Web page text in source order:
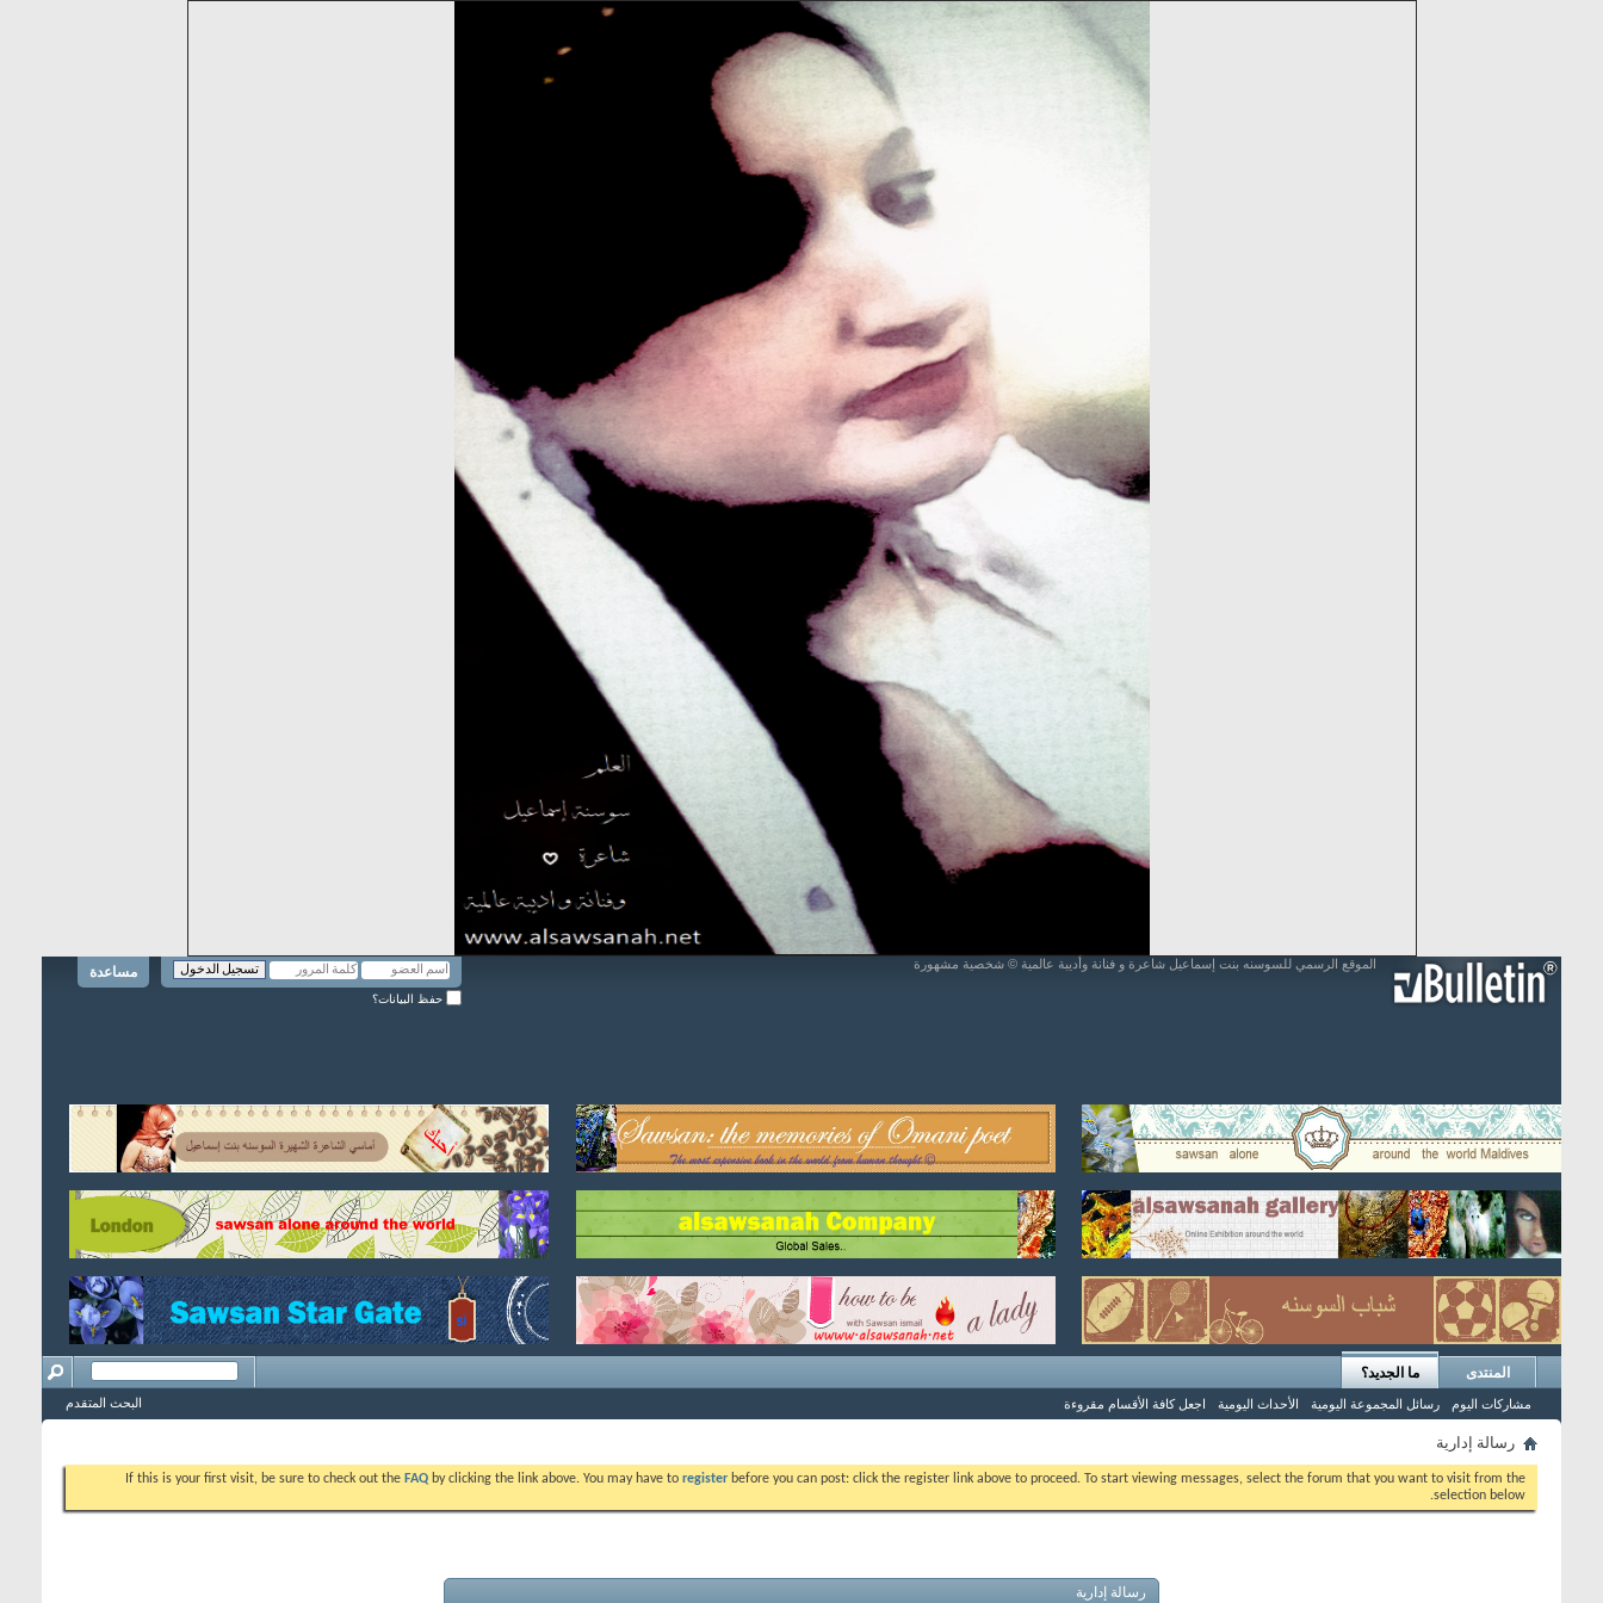
مساعدة
حفظ البيانات؟
الموقع الرسمي للسوسنه بنت إسماعيل شاعرة و فنانة وأديبة عالمية © شخصية مشهورة
المنتدى ما الجديد؟
مشاركات اليوم رسائل المجموعة اليومية الأحداث اليومية اجعل كافة الأقسام مقروءة البحث المتقدم
رسالة إدارية
If this is your first visit, be sure to check out the FAQ by clicking the link above. You may have to register before you can post: click the register link above to proceed. To start viewing messages, select the forum that you want to visit from the
selection below.
رسالة إدارية